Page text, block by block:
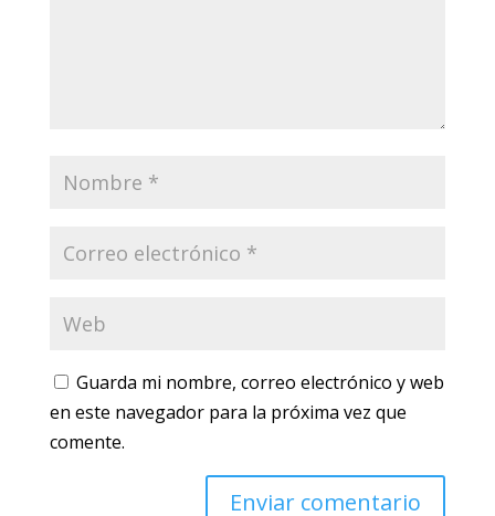
Guarda mi nombre, correo electrónico y web
en este navegador para la próxima vez que
comente.